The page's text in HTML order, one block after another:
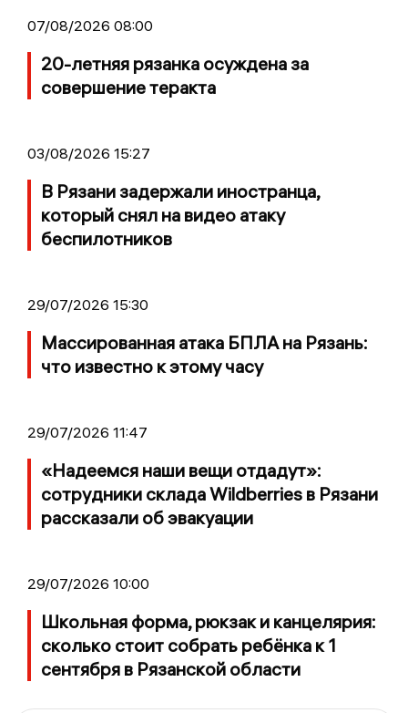
07/08/2026 08:00
20-летняя рязанка осуждена за
совершение теракта
03/08/2026 15:27
В Рязани задержали иностранца,
который снял на видео атаку
беспилотников
29/07/2026 15:30
Массированная атака БПЛА на Рязань:
что известно к этому часу
29/07/2026 11:47
«Надеемся наши вещи отдадут»:
сотрудники склада Wildberries в Рязани
рассказали об эвакуации
29/07/2026 10:00
Школьная форма, рюкзак и канцелярия:
сколько стоит собрать ребёнка к 1
сентября в Рязанской области